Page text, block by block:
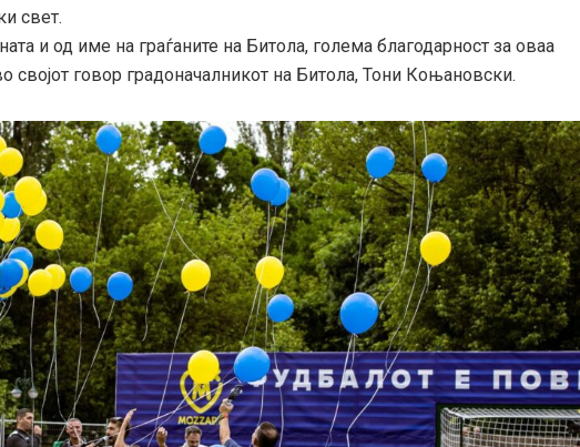
свет.
и од име на граѓаните на Битола, голема благодарност за оваа
својот говор градоначалникот на Битола, Тони Коњановски.